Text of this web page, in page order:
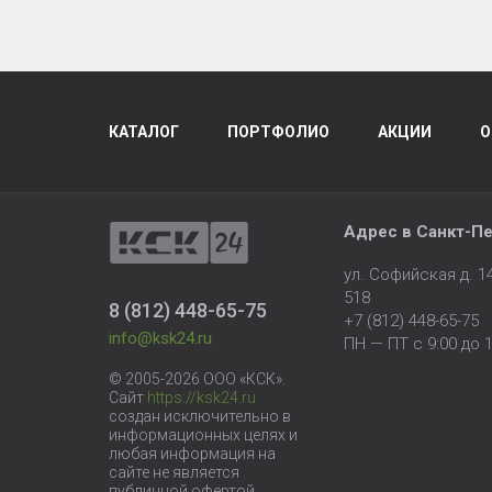
КАТАЛОГ ПОРТФОЛИО АКЦИИ
8 (812) 448-65-75
info@ksk24.ru
© 2005-2026 ООО «КСК».
Сайт https://ksk24.ru
создан исключительно в
информационных целях и
любая информация на
сайте не является
Адрес в Санкт-
ул. Софийская д.
518
+7 (812) 448-65-75
ПН — ПТ с 9:00 до